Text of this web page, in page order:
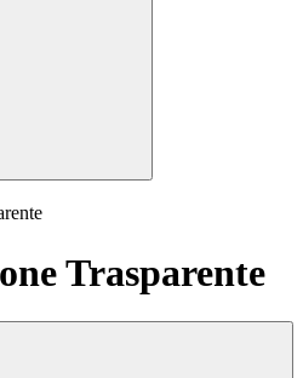
Trasparente